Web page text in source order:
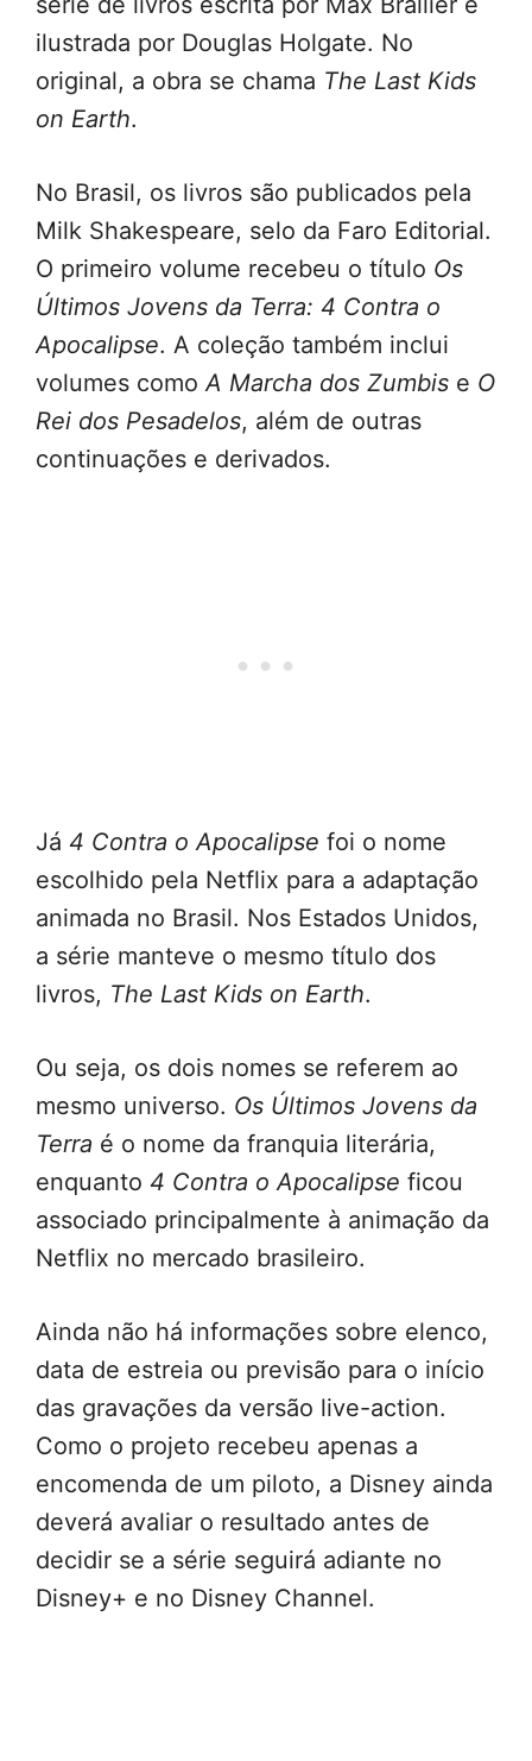
ilustrada por Douglas Holgate. No
original, a obra se chama The Last Kids
on Earth.
No Brasil, os livros são publicados pela
Milk Shakespeare, selo da Faro Editorial.
O primeiro volume recebeu o título Os
Últimos Jovens da Terra: 4 Contra o
Apocalipse. A coleção também inclui
volumes comoA Marcha dos Zumbis e O
Rei dos Pesadelos, além de outras
continuações e derivados.
Já 4 Contra o Apocalipse foi o nome
escolhido pela Netflix para a adaptação
animada no Brasil. Nos Estados Unidos,
a série manteve o mesmo título dos
livros, The Last Kids on Earth.
Ou seja, os dois nomes se referem ao
mesmo universo. Os Últimos Jovens da
Terra é o nome da franquia literária,
enquanto 4 Contra o Apocalipse ficou
associado principalmente à animação da
Netflix no mercado brasileiro.
Ainda não há informações sobre elenco,
data de estreia ou previsão para o início
das gravações da versão live-action.
Como o projeto recebeu apenas a
encomenda de um piloto, a Disney ainda
deverá avaliar o resultado antes de
decidir se a série seguirá adiante no
Disney+ e no Disney Channel.